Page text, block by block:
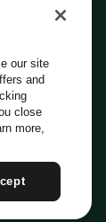
our site
and
close
more,